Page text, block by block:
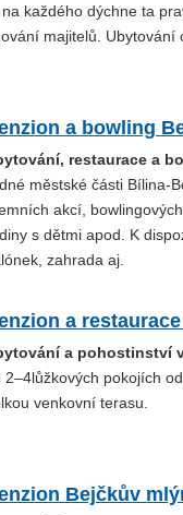
každého dýchne ta
majitelů. Ubytování
a bowling
restaurace a
městské části Bílina-
akcí,
s dětmi apod. K
zahrada aj.
a
a pohostinství
2–4lůžkových pokojích
venkovní terasu.
Bejčkův